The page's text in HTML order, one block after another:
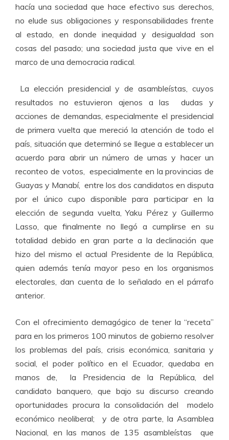
hacía una sociedad que hace efectivo sus derechos,
no elude sus obligaciones y responsabilidades frente
al estado, en donde inequidad y desigualdad son
cosas del pasado; una sociedad justa que vive en el
marco de una democracia radical.
La elección presidencial y de asambleístas, cuyos
resultados no estuvieron ajenos a las dudas y
acciones de demandas, especialmente el presidencial
de primera vuelta que mereció la atención de todo el
país, situación que determinó se llegue a establecer un
acuerdo para abrir un número de urnas y hacer un
reconteo de votos, especialmente en la provincias de
Guayas y Manabí, entre los dos candidatos en disputa
por el único cupo disponible para participar en la
elección de segunda vuelta, Yaku Pérez y Guillermo
Lasso, que finalmente no llegó a cumplirse en su
totalidad debido en gran parte a la declinación que
hizo del mismo el actual Presidente de la República,
quien además tenía mayor peso en los organismos
electorales, dan cuenta de lo señalado en el párrafo
anterior.
Con el ofrecimiento demagógico de tener la “receta”
para en los primeros 100 minutos de gobierno resolver
los problemas del país, crisis económica, sanitaria y
social, el poder político en el Ecuador, quedaba en
manos de, la Presidencia de la República, del
candidato banquero, que bajo su discurso creando
oportunidades procura la consolidación del modelo
económico neoliberal; y de otra parte, la Asamblea
Nacional, en las manos de 135 asambleístas que